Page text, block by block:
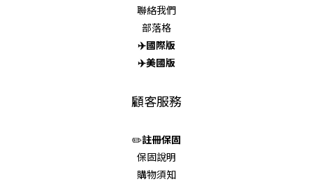
聯絡我們
部落格
✈️國際版
✈️美國版
顧客服務
✏️註冊保固
保固說明
購物須知